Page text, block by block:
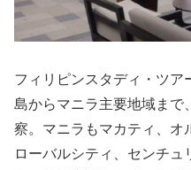
フィリピンスタディ・ツア
島からマニラ主要地域まで
察。マニラもマカティ、オ
ローバルシティ、センチ